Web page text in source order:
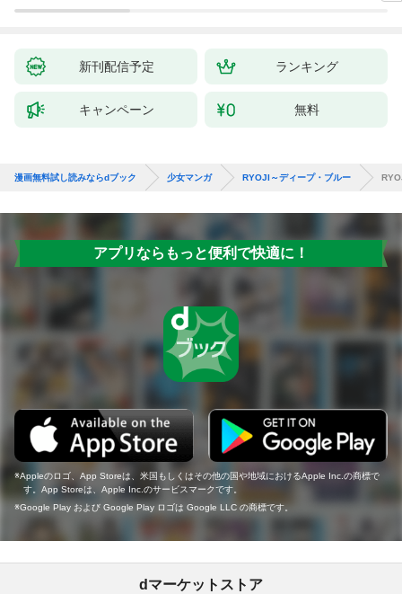
新刊配信予定 ランキング
キャンペーン 無料
漫画無料試し読みならdブック 少女マンガ RYOJI～ディープ・ブルー
アプリならもっと便利で快適に！
Appleのロゴ、App Storeは、米国もしくはその他の国や地域におけるApple Inc.の商標で
す。App Storeは、Apple Inc.のサービスマークです。
Google Play および Google Play ロゴは Google LLC の商標です。
dマーケットストア